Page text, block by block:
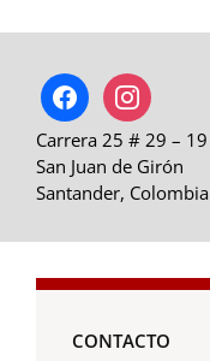
facebookinstagram
Carrera 25 # 29 – 19
San Juan de Girón
Santander, Colombia
CONTACTO